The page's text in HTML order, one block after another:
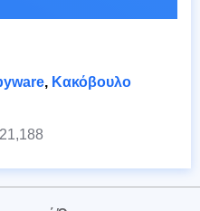
, Κακόβουλο
21,188